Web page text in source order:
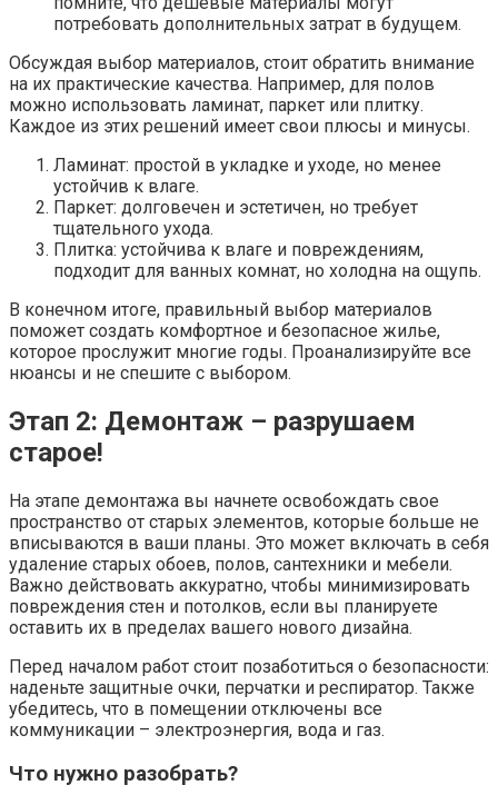
потребовать дополнительных затрат в будущем.
Обсуждая выбор материалов, стоит обратить внимание
на их практические качества. Например, для полов
можно использовать ламинат, паркет или плитку.
Каждое из этих решений имеет свои плюсы и минусы.
Ламинат: простой в укладке и уходе, но менее
устойчив к влаге.
Паркет: долговечен и эстетичен, но требует
тщательного ухода.
Плитка: устойчива к влаге и повреждениям,
подходит для ванных комнат, но холодна на ощупь.
В конечном итоге, правильный выбор материалов
поможет создать комфортное и безопасное жилье,
которое прослужит многие годы. Проанализируйте все
нюансы и не спешите с выбором.
Этап 2: Демонтаж – разрушаем
старое!
На этапе демонтажа вы начнете освобождать свое
пространство от старых элементов, которые больше не
вписываются в ваши планы. Это может включать в себя
удаление старых обоев, полов, сантехники и мебели.
Важно действовать аккуратно, чтобы минимизировать
повреждения стен и потолков, если вы планируете
оставить их в пределах вашего нового дизайна.
Перед началом работ стоит позаботиться о безопасности:
наденьте защитные очки, перчатки и респиратор. Также
убедитесь, что в помещении отключены все
коммуникации – электроэнергия, вода и газ.
Что нужно разобрать?